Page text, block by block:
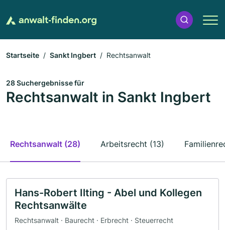
Startseite Sankt Ingbert Rechtsanwalt
28 Suchergebnisse für
Rechtsanwalt in Sankt Ingbert
Rechtsanwalt (28) Arbeitsrecht (13)
Hans-Robert Ilting - Abel und Kollegen
Rechtsanwälte
Rechtsanwalt · Baurecht · Erbrecht · Steuerrecht